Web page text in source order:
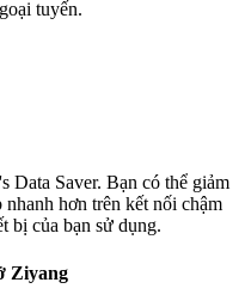
tuyến.
Data Saver. Bạn có thể giảm
hơn trên kết nối chậm
bị của bạn sử dụng.
Ziyang